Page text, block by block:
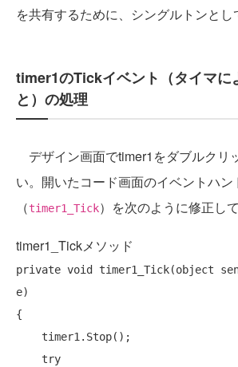
を共有するために、シングルトンとし
timer1のTickイベント（タイマに
と）の処理
デザイン画面でtimer1をダブルクリ
い。開いたコード画面のイベントハン
（timer1_Tick）を次のように修正し
timer1_Tickメソッド
private void timer1_Tick(object
e)
{
try